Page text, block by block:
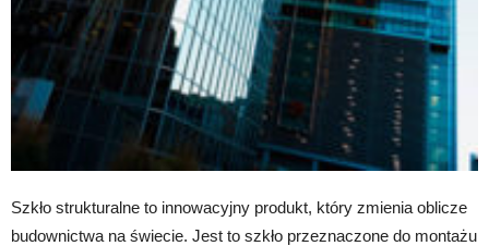
Szkło strukturalne to innowacyjny produkt, który zmienia oblicze
budownictwa na świecie. Jest to szkło przeznaczone do montażu